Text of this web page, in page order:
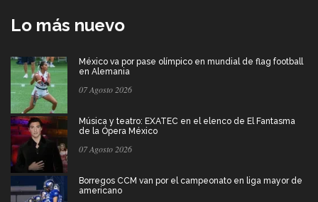
Lo más nuevo
México va por pase olímpico en mundial de flag football
en Alemania
07 Agosto 2026
Música y teatro: EXATEC en el elenco de El Fantasma
de la Ópera México
07 Agosto 2026
Borregos CCM van por el campeonato en liga mayor de
americano